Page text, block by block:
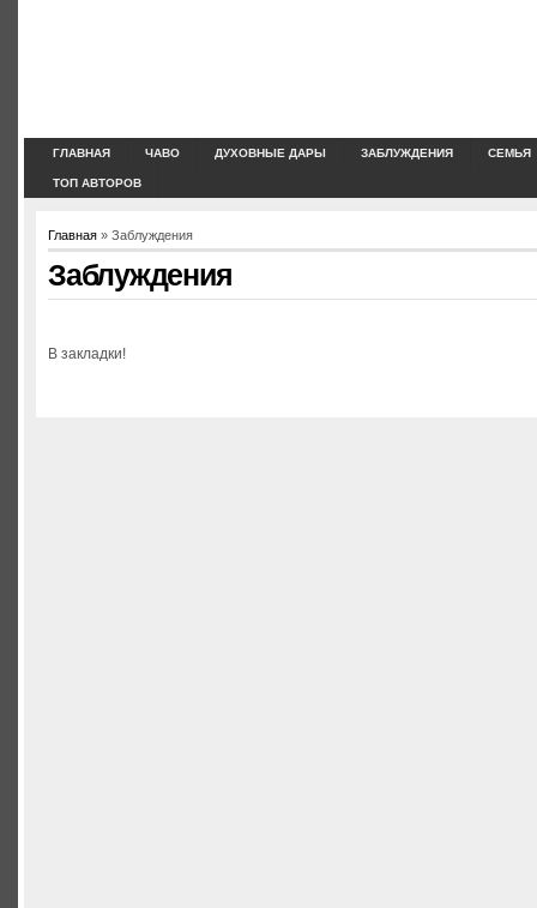
ГЛАВНАЯ ЧАВО ДУХОВНЫЕ ДАРЫ ЗАБЛУЖДЕНИЯ СЕМЬЯ
ТОП АВТОРОВ
Главная » Заблуждения
Заблуждения
В закладки!